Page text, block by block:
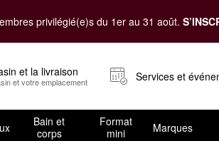
privilégié(e)s du 1er au 31 août.
et la livraison
et votre emplacement Services et
Bain et
corps
Format
mini
Marques